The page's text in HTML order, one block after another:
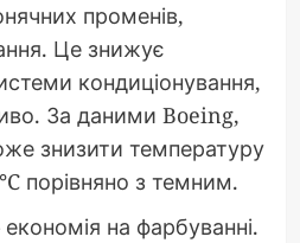
променів,
Це знижує
кондиціонування,
За даними Boeing,
знизити температуру
порівняно з темним.
на фарбуванні.